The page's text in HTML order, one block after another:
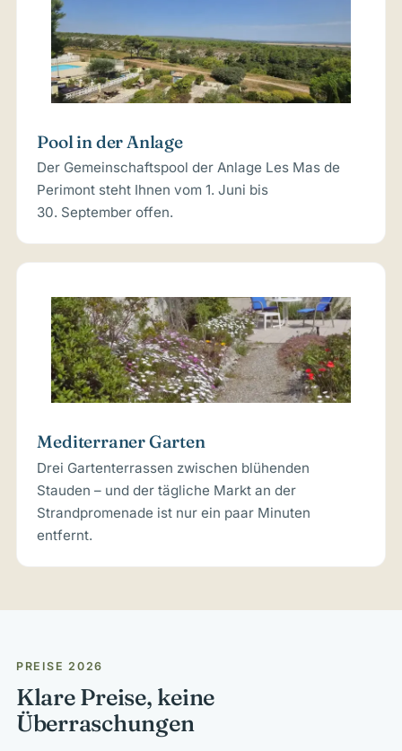
Pool in der Anlage
Der Gemeinschaftspool der Anlage Les Mas de
Perimont steht Ihnen vom 1. Juni bis
30. September offen.
Mediterraner Garten
Drei Gartenterrassen zwischen blühenden
Stauden – und der tägliche Markt an der
Strandpromenade ist nur ein paar Minuten
entfernt.
PREISE 2026
Klare Preise, keine
Überraschungen